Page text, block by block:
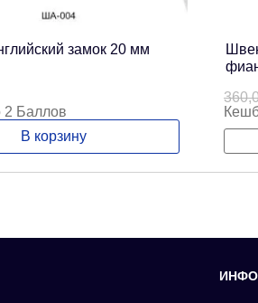
замок 20 мм
2 Баллов
В корзину